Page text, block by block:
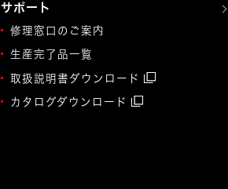
サポート
修理窓口のご案内
生産完了品一覧
取扱説明書ダウンロード
カタログダウンロード